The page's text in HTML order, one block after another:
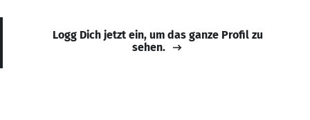
Logg Dich jetzt ein, um das ganze Profil zu
sehen.